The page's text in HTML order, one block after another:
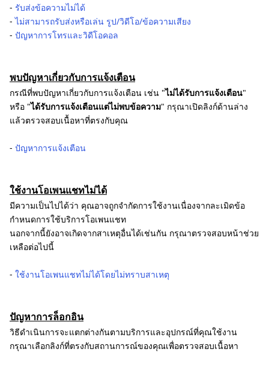
- รับส่งข้อความไม่ได้
-ไม่สามารถรับส่งหรือเล่น รูป/วิดีโอ/ข้อความเสียง
- ปัญหาการโทรและวิดีโอคอล
พบปัญหาเกี่ยวกับการแจ้งเตือน
กรณีที่พบปัญหาเกี่ยวกับการแจ้งเตือน เช่น "ไม่ได้รับการแจ้งเตือน"
หรือ "ได้รับการแจ้งเตือนแต่ไม่พบข้อความ" กรุณาเปิดลิงก์ด้านล่าง
แล้วตรวจสอบเนื้อหาที่ตรงกับคุณ
- ปัญหาการแจ้งเตือน
ใช้งานโอเพนแชทไม่ได้
มีความเป็นไปได้ว่า คุณอาจถูกจำกัดการใช้งานเนื่องจากละเมิดข้อ
กำหนดการใช้บริการโอเพนแชท
นอกจากนี้ยังอาจเกิดจากสาเหตุอื่นได้เช่นกัน กรุณาตรวจสอบหน้าช่วย
เหลือต่อไปนี้
- ใช้งานโอเพนแชทไม่ได้โดยไม่ทราบสาเหตุ
ปัญหาการล็อกอิน
วิธีดำเนินการจะแตกต่างกันตามบริการและอุปกรณ์ที่คุณใช้งาน
กรุณาเลือกลิงก์ที่ตรงกับสถานการณ์ของคุณเพื่อตรวจสอบเนื้อหา